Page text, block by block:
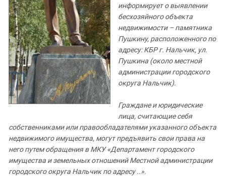
информирует о выявлении
бесхозяйного объекта
недвижимости – памятника
Пушкину, расположенного по
адресу: КБР г. Нальчик, ул.
Пушкина (около местной
администрации городского
округа Нальчик).
Граждане и юридические
лица, считающие себя
собственниками или правообладателями указанного объекта
недвижимого имущества, могут предъявить свои права на
него путем обращения в МКУ «Департамент городского
имущества и земельных отношений Местной администрации
городского округа Нальчик по адресу ..».